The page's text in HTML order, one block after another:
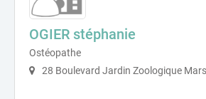
OGIER stéphanie
Ostéopathe
28 Boulevard Jardin Zoologique